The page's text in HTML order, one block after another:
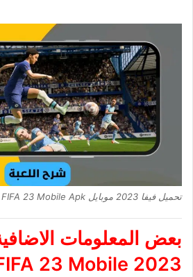
تحميل فيفا 2023 موبايل FIFA 23 Mobile Apk للاندرويد مجانا
بعض المعلومات
2023
23 Mobile